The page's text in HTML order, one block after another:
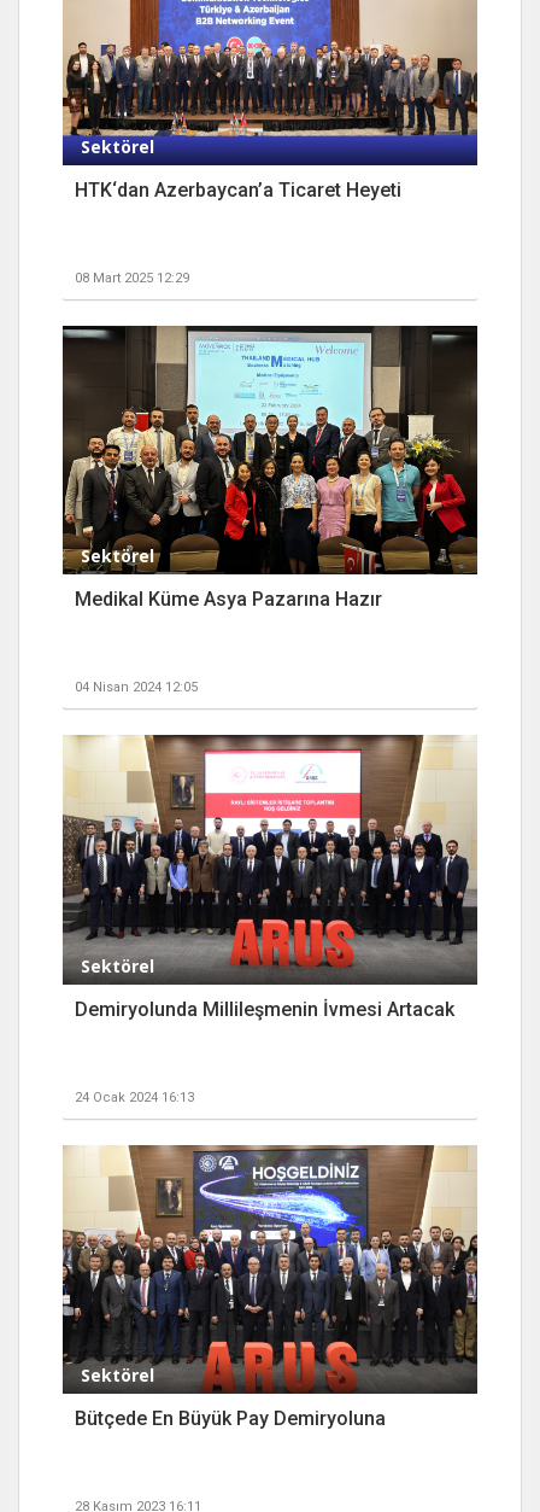
Sektörel
HTK‘dan Azerbaycan’a Ticaret Heyeti
08 Mart 2025 12:29
Sektörel
Medikal Küme Asya Pazarına Hazır
04 Nisan 2024 12:05
Sektörel
Demiryolunda Millileşmenin İvmesi Artacak
24 Ocak 2024 16:13
Sektörel
Bütçede En Büyük Pay Demiryoluna
28 Kasım 2023 16:11